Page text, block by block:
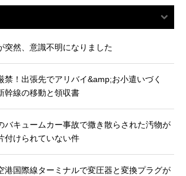
突然、意識不明になりました
禁！出張先でアリバイ&amp;お小遣いづく
線の移動と領収書
バキュームカー事故で撒き散らされた汚物が
付けられていない件
港国際線ターミナルで変圧器と変換プラグが